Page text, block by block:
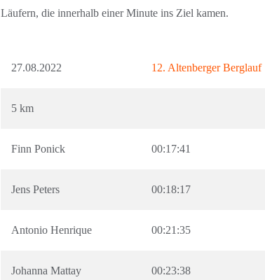
Läufern, die innerhalb einer Minute ins Ziel kamen.
27.08.2022 12. Altenberger Berglauf
5 km
Finn Ponick 00:17:41
Jens Peters 00:18:17
Antonio Henrique 00:21:35
Johanna Mattay 00:23:38